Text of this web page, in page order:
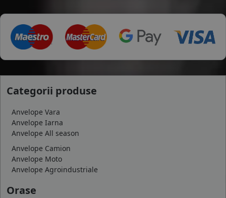
Categorii produse
Anvelope Vara
Anvelope Iarna
Anvelope All season
Anvelope Camion
Anvelope Moto
Anvelope Agroindustriale
Orase